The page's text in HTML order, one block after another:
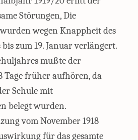
Störungen, Die
wegen Knappheit des
zum 19. Januar verlängert.
mußte der
früher aufhören, da
Schule mit
belegt wurden.
vom November 1918
für das gesamte